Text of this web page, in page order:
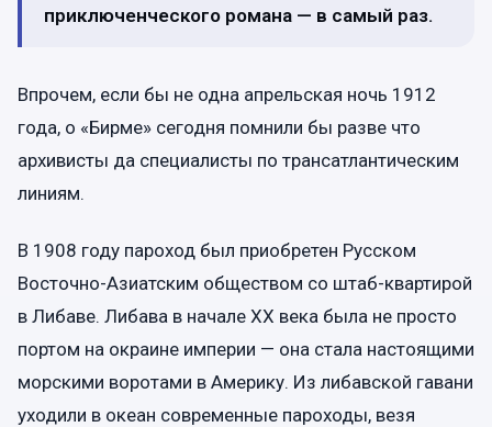
приключенческого романа — в самый раз.
Впрочем, если бы не одна апрельская ночь 1912
года, о «Бирме» сегодня помнили бы разве что
архивисты да специалисты по трансатлантическим
линиям.
В 1908 году пароход был приобретен Русском
Восточно-Азиатским обществом со штаб-квартирой
в Либаве. Либава в начале XX века была не просто
портом на окраине империи — она стала настоящими
морскими воротами в Америку. Из либавской гавани
уходили в океан современные пароходы, везя